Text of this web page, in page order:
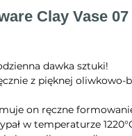
Clay Vase 07
dawka sztuki!
z pięknej oliwkowo-
on ręczne
w temperaturze